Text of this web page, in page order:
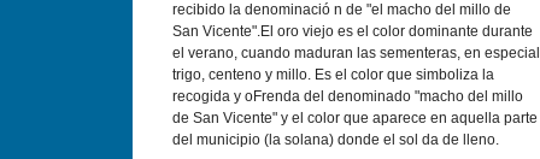
recibido la denominació n de "el macho del millo de
San Vicente".El oro viejo es el color dominante durante
el verano, cuando maduran las sementeras, en especial
trigo, centeno y millo. Es el color que simboliza la
recogida y oFrenda del denominado "macho del millo
de San Vicente" y el color que aparece en aquella parte
del municipio (la solana) donde el sol da de lleno.